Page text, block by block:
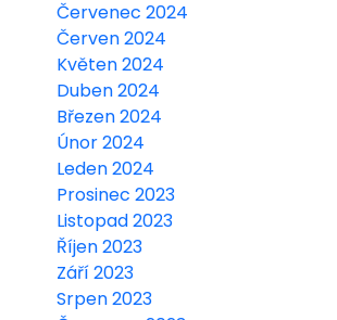
Červenec 2024
Červen 2024
Květen 2024
Duben 2024
Březen 2024
Únor 2024
Leden 2024
Prosinec 2023
Listopad 2023
Říjen 2023
Září 2023
Srpen 2023